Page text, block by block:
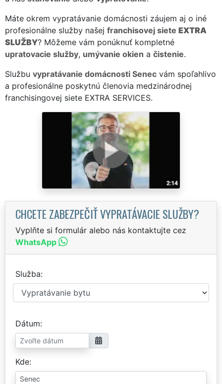
Máte okrem vypratávanie domácnosti záujem aj o iné
profesionálne služby našej franchisovej siete EXTRA
SLUŽBY? Môžeme vám ponúknuť kompletné
upratovacie služby, umývanie okien a čistenie.
Službu vypratávanie domácnosti Senec vám spoľahlivo
a profesionálne poskytnú členovia medzinárodnej
franchisingovej siete EXTRA SERVICES.
CHCETE ZABEZPEČIŤ VYPRATÁVACIE SLUŽBY?
Vyplňte si formulár alebo nás kontaktujte cez
WhatsApp
Služba
Dátum
Kde